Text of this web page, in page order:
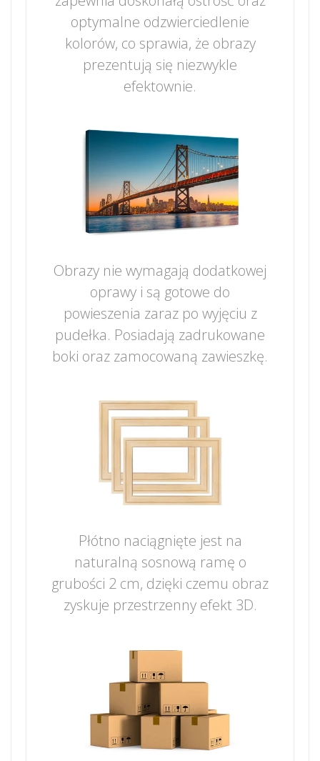
optymalne odzwierciedlenie
kolorów, co sprawia, że obrazy
prezentują się niezwykle
efektownie.
Obrazy nie wymagają dodatkowej
oprawy i są gotowe do
powieszenia zaraz po wyjęciu z
pudełka. Posiadają zadrukowane
boki oraz zamocowaną zawieszkę.
Płótno naciągnięte jest na
naturalną sosnową ramę o
grubości 2 cm, dzięki czemu obraz
zyskuje przestrzenny efekt 3D.